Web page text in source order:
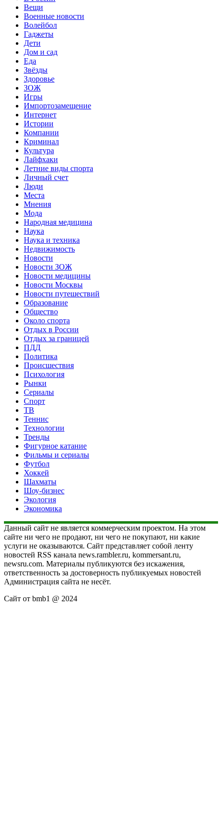
Вещи
Военные новости
Волейбол
Гаджеты
Дети
Дом и сад
Еда
Звёзды
Здоровье
ЗОЖ
Игры
Импортозамещение
Интернет
Истории
Компании
Криминал
Культура
Лайфхаки
Летние виды спорта
Личный счет
Люди
Места
Мнения
Мода
Народная медицина
Наука
Наука и техника
Недвижимость
Новости
Новости ЗОЖ
Новости медицины
Новости Москвы
Новости путешествий
Образование
Общество
Около спорта
Отдых в России
Отдых за границей
ПДД
Политика
Происшествия
Психология
Рынки
Сериалы
Спорт
ТВ
Теннис
Технологии
Тренды
Фигурное катание
Фильмы и сериалы
Футбол
Хоккей
Шахматы
Шоу-бизнес
Экология
Экономика
Данный сайт не является коммерческим проектом. На этом
сайте ни чего не продают, ни чего не покупают, ни какие
услуги не оказываются. Сайт представляет собой ленту
новостей RSS канала news.rambler.ru, kommersant.ru,
newsru.com. Материалы публикуются без искажения,
ответственность за достоверность публикуемых новостей
Администрация сайта не несёт.
Сайт от bmb1 @ 2024